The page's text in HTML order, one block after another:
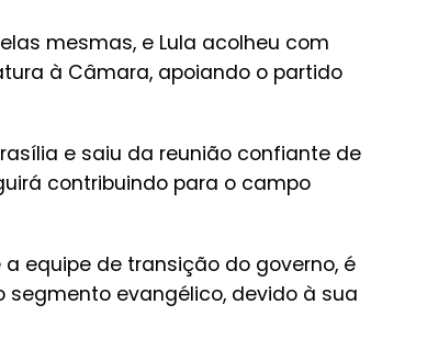
mesmas, e Lula acolheu com
à Câmara, apoiando o partido
e saiu da reunião confiante de
contribuindo para o campo
equipe de transição do governo, é
evangélico, devido à sua